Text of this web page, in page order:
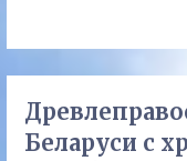
Беларуси с